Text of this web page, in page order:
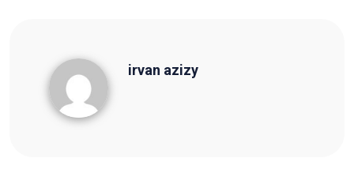
irvan azizy